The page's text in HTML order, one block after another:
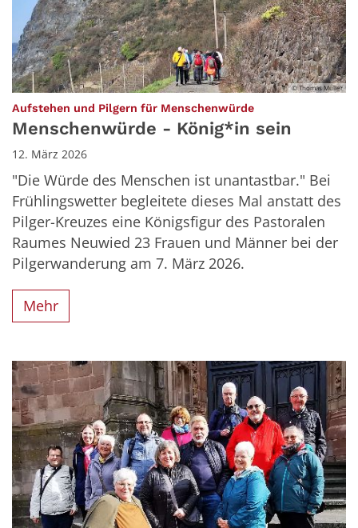
© Thomas Müller
Aufstehen und Pilgern für Menschenwürde:
Menschenwürde - König*in sein
12. März 2026
"Die Würde des Menschen ist unantastbar." Bei
Frühlingswetter begleitete dieses Mal anstatt des
Pilger-Kreuzes eine Königsfigur des Pastoralen
Raumes Neuwied 23 Frauen und Männer bei der
Pilgerwanderung am 7. März 2026.
Mehr